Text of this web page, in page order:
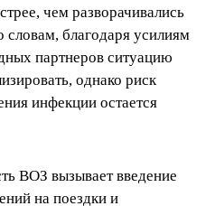
чем разворачивались
благодаря усилиям
партнеров ситуацию
однако риск
инфекции остается
ВОЗ вызывает введение
на поездки и